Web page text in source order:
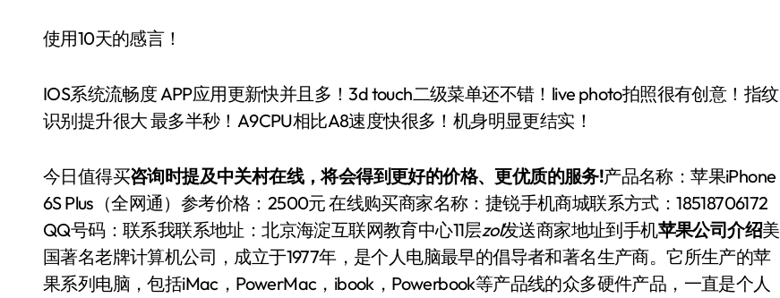
使用10天的感言！
IOS系统流畅度 APP应用更新快并且多！3d touch二级菜单还不错！live photo拍照很有创意！指纹
识别提升很大 最多半秒！A9CPU相比A8速度快很多！机身明显更结实！
今日值得买咨询时提及中关村在线，将会得到更好的价格、更优质的服务!产品名称：苹果iPhone
6S Plus（全网通）参考价格：2500元 在线购买商家名称：捷锐手机商城联系方式：18518706172
QQ号码： 联系我联系地址：北京海淀互联网教育中心11层zol发送商家地址到手机苹果公司介绍美
国著名老牌计算机公司，成立于1977年，是个人电脑最早的倡导者和著名生产商。它所生产的苹
果系列电脑，包括iMac，PowerMac，ibook，Powerbook等产品线的众多硬件产品，一直是个人